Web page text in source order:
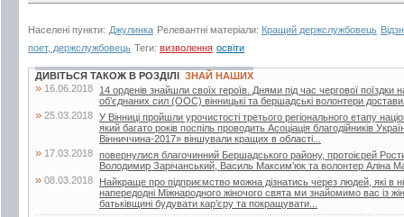
Населені пункти: Джулинка Релевантні матеріали: Кращий держслужбовець
поет, держслужбовець Теги: визволення освіти
ДИВІТЬСЯ ТАКОЖ В РОЗДІЛІ ЗНАЙ НАШИХ
» 16.06.2018
14 орденів знайшли своїх героїв. Днями під час чергової поїздки
об’єднаних сил (ООС) вінницькі та бершадські волонтери
» 25.03.2018 У Вінниці пройшли урочистості третього регіонального етапу
який багато років поспіль проводить Асоціація благодійників
Вінниччина-2017» віншували кращих в області...
» 17.03.2018 повернулися благочинний Бершадського району, протоієрей
Володимир Зарічанський, Василь Максим’юк та волонтер Аліна
» 08.03.2018
Найкраще про підприємство можна дізнатись через людей, які
напередодні Міжнародного жіночого свята ми знайомимо вас із
батьківщині будувати кар’єру та покращувати...